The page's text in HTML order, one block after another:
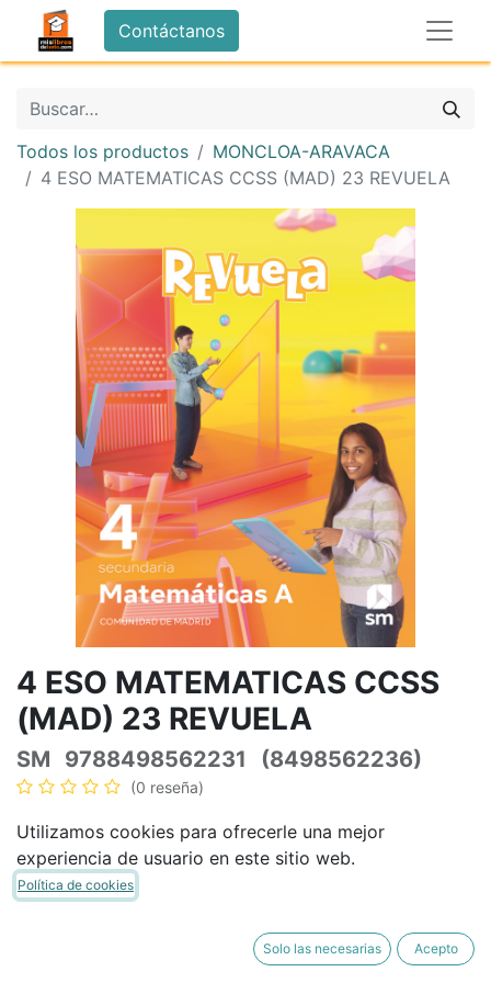
Contáctanos
Todos los productos
MONCLOA-ARAVACA
4 ESO MATEMATICAS CCSS (MAD) 23 REVUELA
4 ESO MATEMATICAS CCSS
(MAD) 23 REVUELA
SM 9788498562231 (8498562236)
(0 reseña)
48,23€ 56,74€ IVA Incluido
COMPRAR AHORA
Utilizamos cookies para ofrecerle una mejor
experiencia de usuario en este sitio web.
Política de cookies
Solo las necesarias Acepto